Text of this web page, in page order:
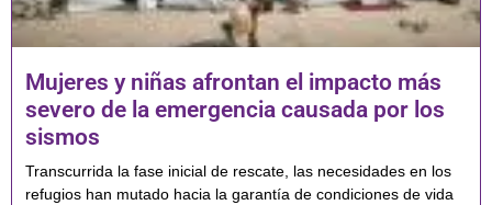
Mujeres y niñas afrontan el impacto más
severo de la emergencia causada por los
sismos
Transcurrida la fase inicial de rescate, las necesidades en los
refugios han mutado hacia la garantía de condiciones de vida